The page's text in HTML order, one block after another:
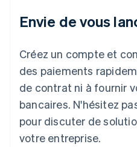
Envie de vous
Créez un compte et
des paiements
de contrat ni à fournir
bancaires. N'hésitez
pour discuter de
votre entreprise.
日本語 English
English
Liechtenstein
Deutsch English
Lituanie
English
Luxembourg
FrançaisDeutschEnglish
Malaisie